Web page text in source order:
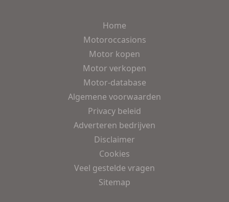
Home
Motoroccasions
Motor kopen
Motor verkopen
Motor-database
Algemene voorwaarden
Privacy beleid
Adverteren bedrijven
Disclaimer
Cookies
Veel gestelde vragen
Sitemap